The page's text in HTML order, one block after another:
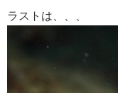
ラストは、、、